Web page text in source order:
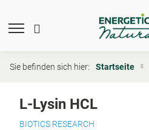
Inhalt
Mobile
expand
icon
Hauptmenü
search
form
Sie befinden sich hier: Startseite
L-Lysin HCL
BIOTICS RESEARCH